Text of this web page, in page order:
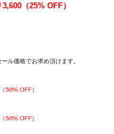
（25% OFF）
ル価格でお求め頂けます。
50% OFF）
50% OFF）